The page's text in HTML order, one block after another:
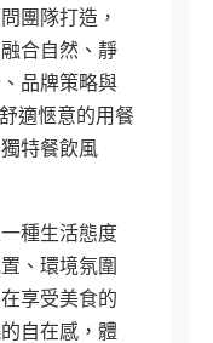
團隊打造，
合自然、靜
品牌策略與
適愜意的用餐
特餐飲風
種生活態度
、環境氛圍
享受美食的
自在感，體